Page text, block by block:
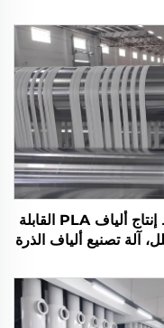
خط إنتاج ألياف PLA القابلة
آلة تصنيع ألياف الذرة